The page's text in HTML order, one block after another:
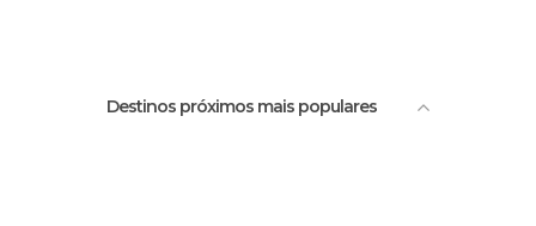
Destinos próximos mais populares